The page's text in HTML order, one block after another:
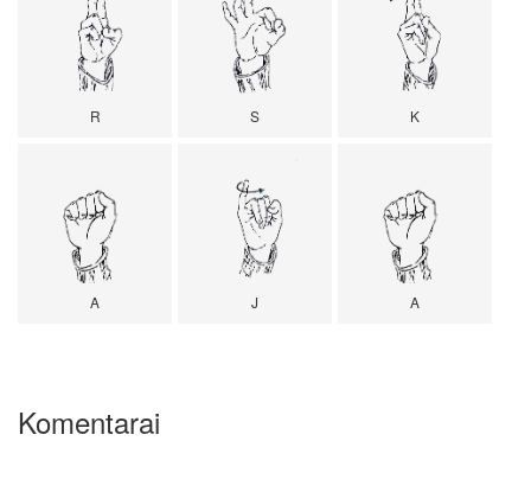
R S K
A J A
Komentarai